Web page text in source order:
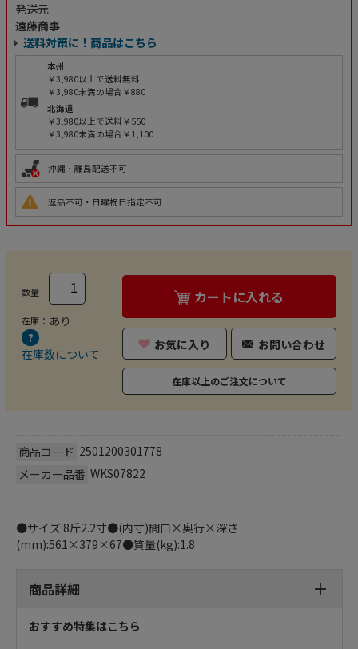
発送元
遠藤商事
送料対策に！商品はこちら
本州
￥3,980以上で送料無料
￥3,980未満の場合￥880
北海道
￥3,980以上で送料￥550
￥3,980未満の場合￥1,100
沖縄・離島配送不可
返品不可・日曜祝日指定不可
数量
在庫： あり
在庫数について
カートに入れる
お気に入り お問い合わせ
在庫以上のご注文について
商品コード 2501200301778
メーカー品番 WKS07822
●サイズ:8斤2.2寸●(内寸)間口×奥行×深さ
(mm):561×379×67●質量(kg):1.8
商品詳細
おすすめ特集はこちら